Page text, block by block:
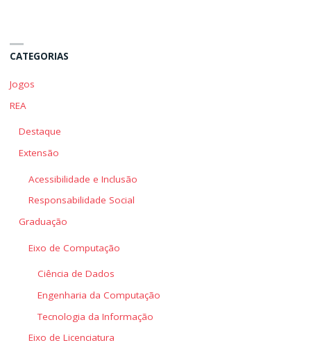
Deficiência"
CATEGORIAS
Jogos
REA
Destaque
Extensão
Acessibilidade e Inclusão
Responsabilidade Social
Graduação
Eixo de Computação
Ciência de Dados
Engenharia da Computação
Tecnologia da Informação
Eixo de Licenciatura